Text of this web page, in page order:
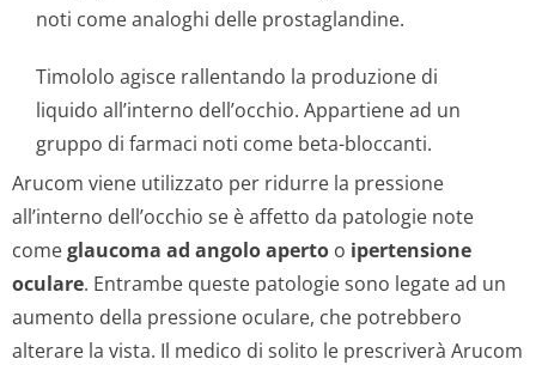
noti come analoghi delle prostaglandine.
Timololo agisce rallentando la produzione di
liquido all’interno dell’occhio. Appartiene ad un
gruppo di farmaci noti come beta-bloccanti.
Arucom viene utilizzato per ridurre la pressione
all’interno dell’occhio se è affetto da patologie note
comeglaucoma ad angolo aperto o ipertensione
oculare. Entrambe queste patologie sono legate ad un
aumento della pressione oculare, che potrebbero
alterare la vista. Il medico di solito le prescriverà Arucom